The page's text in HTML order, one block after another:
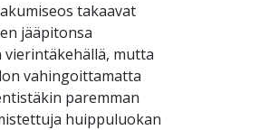
takaavat
jääpitonsa
vierintäkehällä, mutta
vahingoittamatta
paremman
huippuluokan